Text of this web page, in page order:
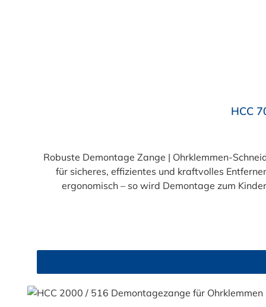
HCC
Robuste Demontage Zange | Ohrklemmen-
für sicheres, effizientes und kraftvolles
ergonomisch – so wird Demontage zum Kinderspiel Extrem widerstandsfähig: Ideal für das Entfernen von Edelstahl- und Stahlklemmen
und sicher. Jetzt bestellen und clever demontieren – Ihre neue Lieblingszange wartet!
für Ohrklemmen